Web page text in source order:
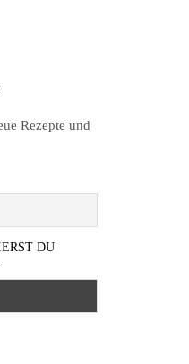
Rezepte und
DU